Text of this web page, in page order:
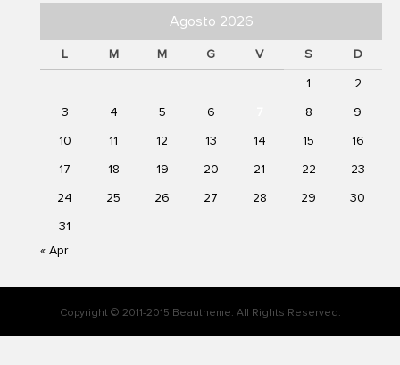
Agosto 2026
L M M G V S D
1 2
3 4 5 6 8 9
10 11 12 13 14 15 16
17 18 19 20 21 22 23
24 25 26 27 28 29 30
31
« Apr
Copyright © 2011-2015 Beautheme. All Rights Reserved.